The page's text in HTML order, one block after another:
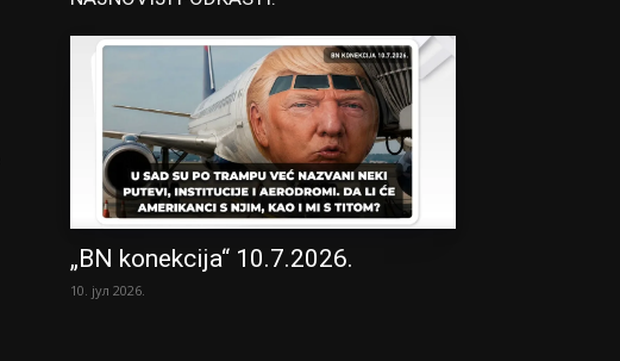
„BN konekcija“ 10.7.2026.
10. јул 2026.